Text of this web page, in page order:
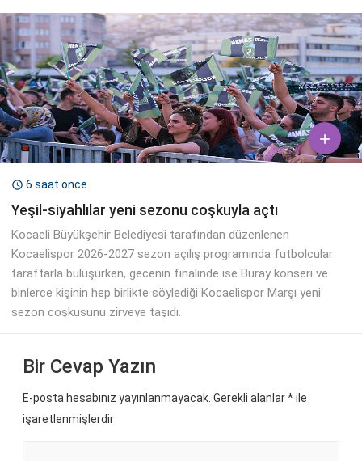

 6 saat önce
Yeşil-siyahlılar yeni sezonu coşkuyla açtı
Kocaeli Büyükşehir Belediyesi tarafından düzenlenen
Kocaelispor 2026-2027 sezon açılış programında futbolcular
taraftarla buluşurken, gecenin finalinde ise Buray konseri ve
binlerce kişinin hep birlikte söylediği Kocaelispor Marşı yeni
sezon coşkusunu zirveye taşıdı.
Bir Cevap Yazın
E-posta hesabınız yayınlanmayacak. Gerekli alanlar*ile
işaretlenmişlerdir